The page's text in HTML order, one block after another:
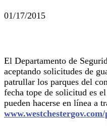
01/17/2015
El Departamento de
aceptando solicitudes de
patrullar los parques del
fecha tope de solicitud es
pueden hacerse en línea a
www.westchestergov.com/